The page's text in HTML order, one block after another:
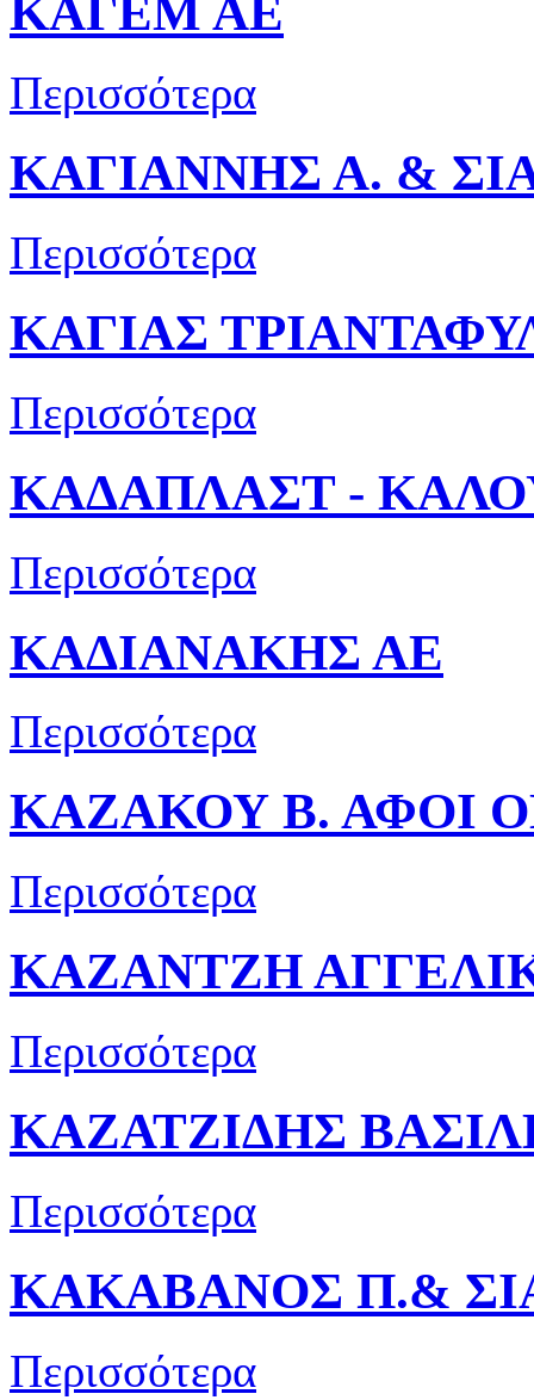
ΚΑΓΕΜ ΑΕ
Περισσότερα
ΚΑΓΙΑΝΝΗΣ Α. &
Περισσότερα
ΚΑΓΙΑΣ
Περισσότερα
ΚΑΔΑΠΛΑΣΤ -
Περισσότερα
ΚΑΔΙΑΝΑΚΗΣ ΑΕ
Περισσότερα
ΚΑΖΑΚΟΥ Β. ΑΦΟΙ
Περισσότερα
ΚΑΖΑΝΤΖΗ
Περισσότερα
ΚΑΖΑΤΖΙΔΗΣ
Περισσότερα
ΚΑΚΑΒΑΝΟΣ Π.&
Περισσότερα